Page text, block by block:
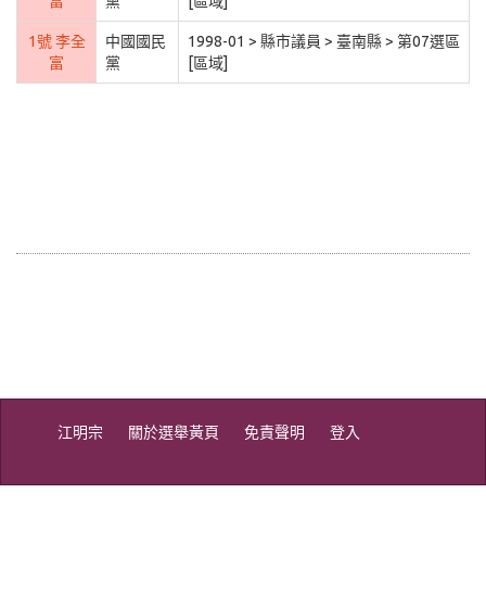
1號 李全
富
中國國民
黨
1998-01 > 縣市議員 > 臺南縣 > 第07選區
[區域]
江明宗 關於選舉黃頁 免責聲明 登入